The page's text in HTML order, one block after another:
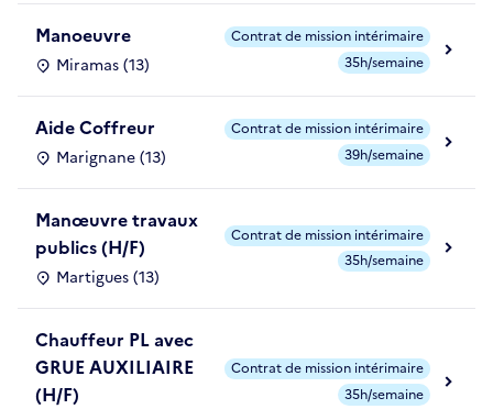
Manoeuvre
Miramas (13)
Contrat de mission intérimaire
35h/semaine
Aide Coffreur
Marignane (13)
Contrat de mission intérimaire
39h/semaine
Manœuvre travaux
publics (H/F)
Martigues (13)
Contrat de mission intérimaire
35h/semaine
Chauffeur PL avec
GRUE AUXILIAIRE
(H/F)
Contrat de mission intérimaire
35h/semaine